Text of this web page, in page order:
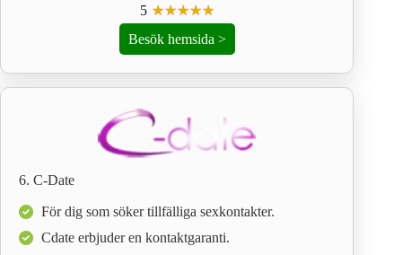
5 ☆☆☆☆☆
★★★★★
Besök hemsida >
6. C-Date
För dig som söker tillfälliga sexkontakter.
Cdate erbjuder en kontaktgaranti.